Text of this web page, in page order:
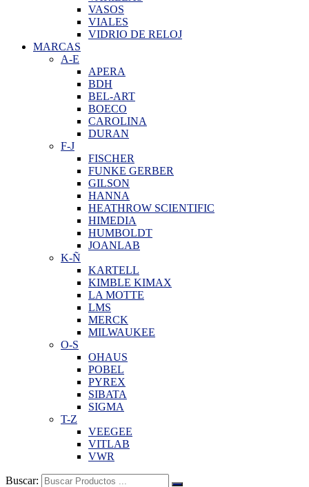
VASOS
VIALES
VIDRIO DE RELOJ
MARCAS
A-E
APERA
BDH
BEL-ART
BOECO
CAROLINA
DURAN
F-J
FISCHER
FUNKE GERBER
GILSON
HANNA
HEATHROW SCIENTIFIC
HIMEDIA
HUMBOLDT
JOANLAB
K-Ñ
KARTELL
KIMBLE KIMAX
LA MOTTE
LMS
MERCK
MILWAUKEE
O-S
OHAUS
POBEL
PYREX
SIBATA
SIGMA
T-Z
VEEGEE
VITLAB
VWR
Buscar: